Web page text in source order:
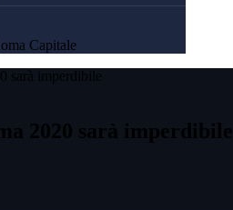
Capitale
sarà imperdibile
2020 sarà imperdibile